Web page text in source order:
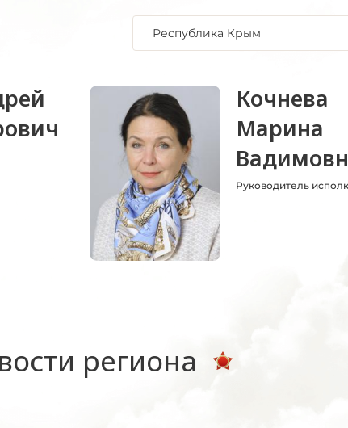
Республика Крым
Кочнева
Марина
Руководитель
региона